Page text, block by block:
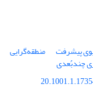
پیشرفت منطقه‌گرایی
چندبُعدی